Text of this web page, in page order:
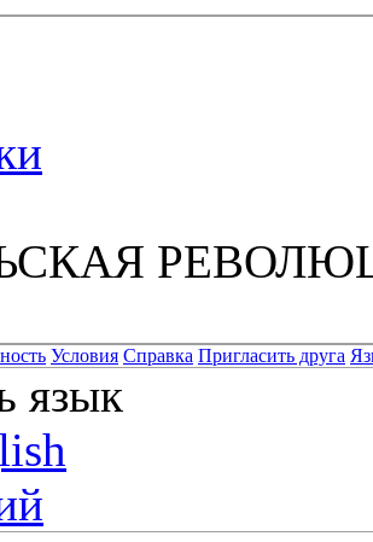
Условия Справка Пригласить друга
язык